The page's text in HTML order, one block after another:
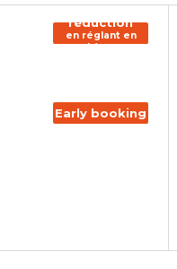
150€ de
réduction
en réglant en
chèque
Early booking